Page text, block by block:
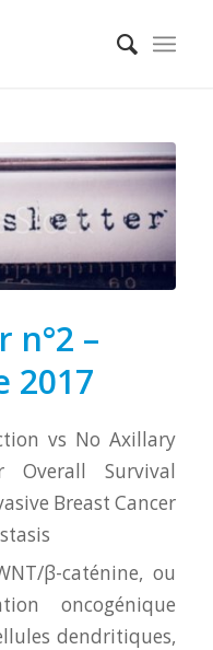
n°2 –
2017
vs No Axillary
Overall Survival
Breast Cancer
β-caténine, ou
oncogénique
dendritiques,